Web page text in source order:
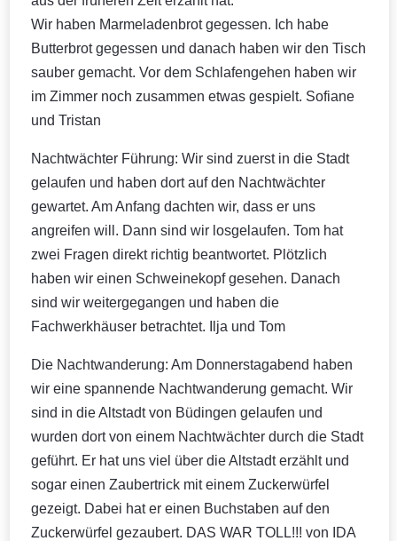
Wir haben Marmeladenbrot gegessen. Ich habe
Butterbrot gegessen und danach haben wir den Tisch
sauber gemacht. Vor dem Schlafengehen haben wir
im Zimmer noch zusammen etwas gespielt. Sofiane
und Tristan
Nachtwächter Führung: Wir sind zuerst in die Stadt
gelaufen und haben dort auf den Nachtwächter
gewartet. Am Anfang dachten wir, dass er uns
angreifen will. Dann sind wir losgelaufen. Tom hat
zwei Fragen direkt richtig beantwortet. Plötzlich
haben wir einen Schweinekopf gesehen. Danach
sind wir weitergegangen und haben die
Fachwerkhäuser betrachtet. Ilja und Tom
Die Nachtwanderung: Am Donnerstagabend haben
wir eine spannende Nachtwanderung gemacht. Wir
sind in die Altstadt von Büdingen gelaufen und
wurden dort von einem Nachtwächter durch die Stadt
geführt. Er hat uns viel über die Altstadt erzählt und
sogar einen Zaubertrick mit einem Zuckerwürfel
gezeigt. Dabei hat er einen Buchstaben auf den
Zuckerwürfel gezaubert. DAS WAR TOLL!!! von IDA